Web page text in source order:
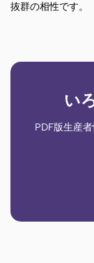
抜群の相性です。
い
PDF版生産